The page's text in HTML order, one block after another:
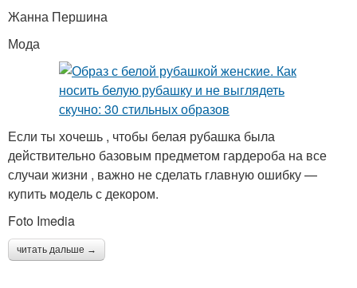
Жанна Першина
Мода
Если ты хочешь , чтобы белая рубашка была
действительно базовым предметом гардероба на все
случаи жизни , важно не сделать главную ошибку —
купить модель с декором.
Foto Imedia
читать дальше →